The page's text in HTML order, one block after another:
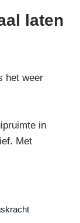
laten
het weer
in
Met